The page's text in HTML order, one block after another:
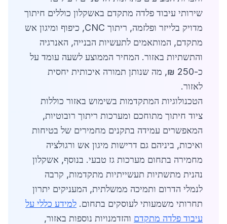
שירותי עיבוד פלדה מתקדם באשקלון כוללים חיתוך
מדויק בלייזר ופלזמה, ריתוך CNC, כיפוף ומיגון אש
מתקדם, המותאמים לתעשיות הבנייה, האנרגיה
והתשתיות באזור. המחיר הממוצע לשעה עומד על
כ-250 ₪, מה שנותן תמורה איכותית יחסית
לאזור.
הטכנולוגיות המתקדמות בשימוש באזור כוללות
ציוד חיתוך מתוחכם ומערכות ריתוך רובוטיות,
המאפשרים עמידה בתקנים מחמירים של בטיחות
ואיכות, ביניהם גם דרישות מיגון אש ורגולציה
מחמירה בתחום מערכות גז טבעי. בנוסף, אשקלון
נהנית מתשתיות תעשייתיות מתקדמות, קרבה
לנמלי הדרום ותמיכה ממשלתית, המעניקים יתרון
תחרותי משמעותי לעוסקים בתחום. למידע כללי על
עיבוד פלדה מתקדם והזדמנויות נוספות באזור,